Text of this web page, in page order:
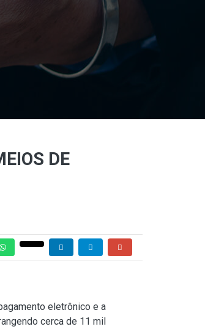
DE
eletrônico e a
cerca de 11 mil